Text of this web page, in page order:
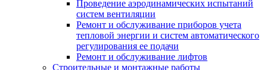
Проведение аэродинамических испытаний
систем вентиляции
Ремонт и обслуживание приборов учета
тепловой энергии и систем автоматического
регулирования ее подачи
Ремонт и обслуживание лифтов
Строительные и монтажные работы